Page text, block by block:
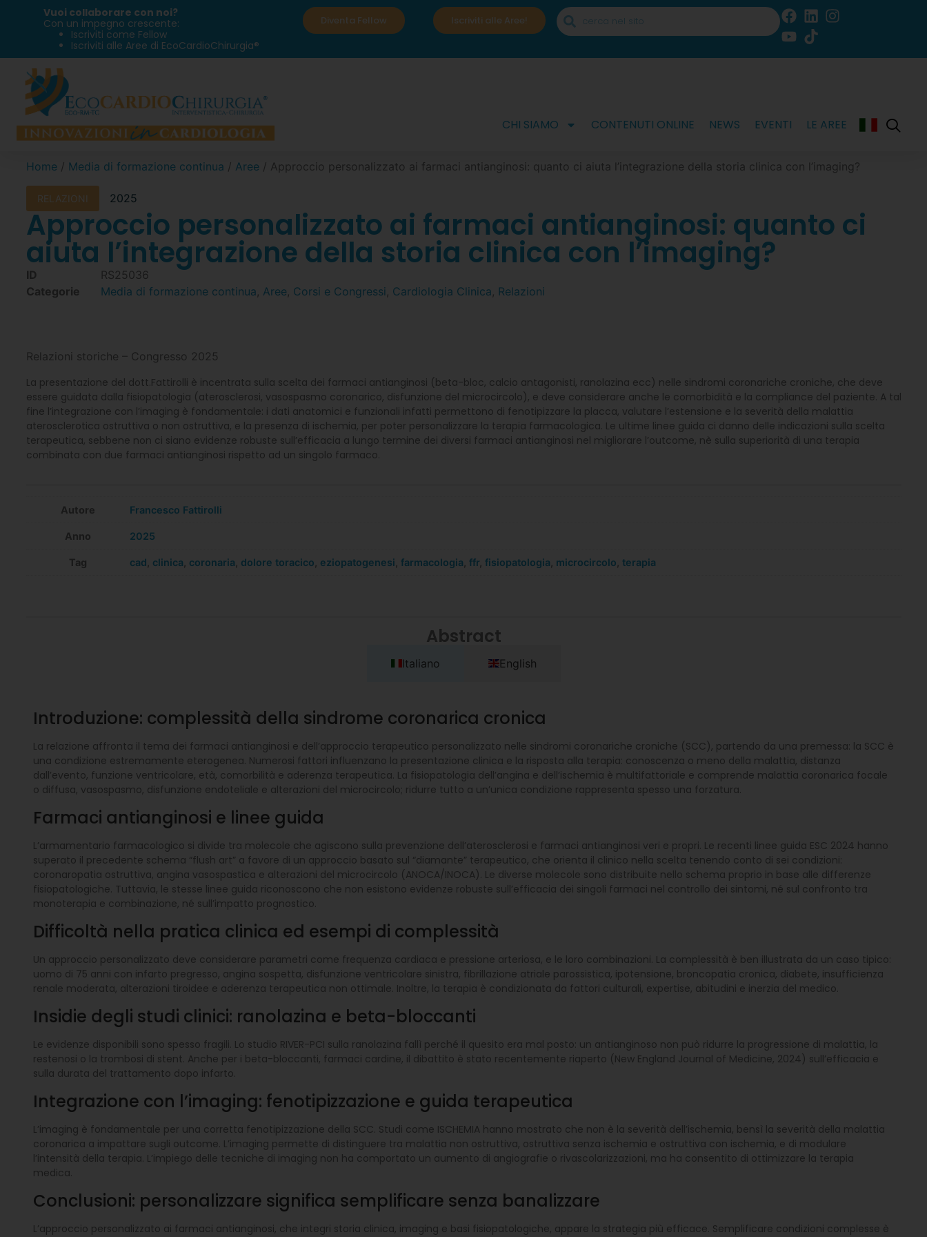
Vuoi collaborare con noi?
Con un impegno crescente:
Iscriviti come Fellow
Iscriviti alle Aree di EcoCardioChirurgia®
Diventa Fellow Iscriviti alle Aree!
CHI SIAMO CONTENUTI ONLINE NEWS EVENTI LE AREE
Home / Media di formazione continua / Aree / Approccio personalizzato ai farmaci antianginosi: quanto ci aiuta l’integrazione della storia clinica con l’imaging?
RELAZIONI 2025
Approccio personalizzato ai farmaci antianginosi: quanto ci
aiuta l’integrazione della storia clinica con l’imaging?
ID
RS25036
Categorie
Media di formazione continua, Aree, Corsi e Congressi, Cardiologia Clinica, Relazioni
Relazioni storiche – Congresso 2025
La presentazione del dott.Fattirolli è incentrata sulla scelta dei farmaci antianginosi (beta-bloc, calcio antagonisti, ranolazina ecc) nelle sindromi coronariche croniche, che deve
essere guidata dalla fisiopatologia (aterosclerosi, vasospasmo coronarico, disfunzione del microcircolo), e deve considerare anche le comorbidità e la compliance del paziente. A tal
fine l’integrazione con l’imaging è fondamentale: i dati anatomici e funzionali infatti permettono di fenotipizzare la placca, valutare l’estensione e la severità della malattia
aterosclerotica ostruttiva o non ostruttiva, e la presenza di ischemia, per poter personalizzare la terapia farmacologica. Le ultime linee guida ci danno delle indicazioni sulla scelta
terapeutica, sebbene non ci siano evidenze robuste sull’efficacia a lungo termine dei diversi farmaci antianginosi nel migliorare l’outcome, nè sulla superiorità di una terapia
combinata con due farmaci antianginosi rispetto ad un singolo farmaco.
Autore Francesco Fattirolli
Anno 2025
Tag cad clinica coronaria dolore toracico eziopatogenesi farmacologia ffr, fisiopatologia microcircolo terapia
Abstract
Italiano English
Introduzione: complessità della sindrome coronarica cronica
La relazione affronta il tema dei farmaci antianginosi e dell’approccio terapeutico personalizzato nelle sindromi coronariche croniche (SCC), partendo da una premessa: la SCC è
una condizione estremamente eterogenea. Numerosi fattori influenzano la presentazione clinica e la risposta alla terapia: conoscenza o meno della malattia, distanza
dall’evento, funzione ventricolare, età, comorbilità e aderenza terapeutica. La fisiopatologia dell’angina e dell’ischemia è multifattoriale e comprende malattia coronarica focale
o diffusa, vasospasmo, disfunzione endoteliale e alterazioni del microcircolo; ridurre tutto a un’unica condizione rappresenta spesso una forzatura.
Farmaci antianginosi e linee guida
L’armamentario farmacologico si divide tra molecole che agiscono sulla prevenzione dell’aterosclerosi e farmaci antianginosi veri e propri. Le recenti linee guida ESC 2024 hanno
superato il precedente schema “flush art” a favore di un approccio basato sul “diamante” terapeutico, che orienta il clinico nella scelta tenendo conto di sei condizioni:
coronaropatia ostruttiva, angina vasospastica e alterazioni del microcircolo (ANOCA/INOCA). Le diverse molecole sono distribuite nello schema proprio in base alle differenze
fisiopatologiche. Tuttavia, le stesse linee guida riconoscono che non esistono evidenze robuste sull’efficacia dei singoli farmaci nel controllo dei sintomi, né sul confronto tra
monoterapia e combinazione, né sull’impatto prognostico.
Difficoltà nella pratica clinica ed esempi di complessità
Un approccio personalizzato deve considerare parametri come frequenza cardiaca e pressione arteriosa, e le loro combinazioni. La complessità è ben illustrata da un caso tipico:
uomo di 75 anni con infarto pregresso, angina sospetta, disfunzione ventricolare sinistra, fibrillazione atriale parossistica, ipotensione, broncopatia cronica, diabete, insufficienza
renale moderata, alterazioni tiroidee e aderenza terapeutica non ottimale. Inoltre, la terapia è condizionata da fattori culturali, expertise, abitudini e inerzia del medico.
Insidie degli studi clinici: ranolazina e beta-bloccanti
Le evidenze disponibili sono spesso fragili. Lo studio RIVER-PCI sulla ranolazina fallì perché il quesito era mal posto: un antianginoso non può ridurre la progressione di malattia, la
restenosi o la trombosi di stent. Anche per i beta-bloccanti, farmaci cardine, il dibattito è stato recentemente riaperto (New England Journal of Medicine, 2024) sull’efficacia e
sulla durata del trattamento dopo infarto.
Integrazione con l’imaging: fenotipizzazione e guida terapeutica
L’imaging è fondamentale per una corretta fenotipizzazione della SCC. Studi come ISCHEMIA hanno mostrato che non è la severità dell’ischemia, bensì la severità della malattia
coronarica a impattare sugli outcome. L’imaging permette di distinguere tra malattia non ostruttiva, ostruttiva senza ischemia e ostruttiva con ischemia, e di modulare
l’intensità della terapia. L’impiego delle tecniche di imaging non ha comportato un aumento di angiografie o rivascolarizzazioni, ma ha consentito di ottimizzare la terapia
medica.
Conclusioni: personalizzare significa semplificare senza banalizzare
L’approccio personalizzato ai farmaci antianginosi, che integri storia clinica, imaging e basi fisiopatologiche, appare la strategia più efficace. Semplificare condizioni complesse è